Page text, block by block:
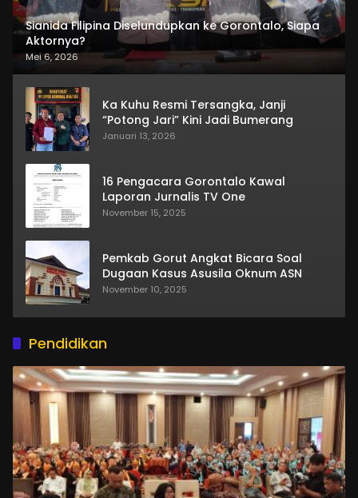
Sianida Filipina Diselundupkan ke Gorontalo, Siapa
Aktornya?
Mei 6, 2026
Ka Kuhu Resmi Tersangka, Janji
“Potong Jari” Kini Jadi Bumerang
Januari 13, 2026
16 Pengacara Gorontalo Kawal
Laporan Jurnalis TV One
November 15, 2025
Pemkab Gorut Angkat Bicara Soal
Dugaan Kasus Asusila Oknum ASN
November 10, 2025
Pendidikan